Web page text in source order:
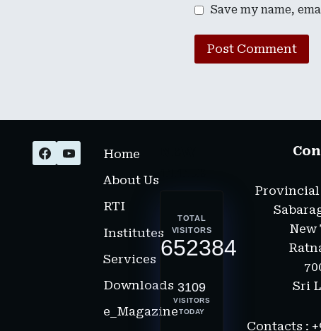
Save my name,
Home
About Us
RTI
Institutes
Services
Downloads
e_Magazine
TOTAL
VISITORS
652384
3109
VISITORS
TODAY
New
Sri
Contacts :